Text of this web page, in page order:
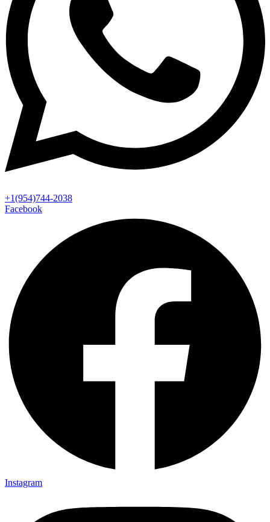
+1(954)744-2038
Facebook
Instagram